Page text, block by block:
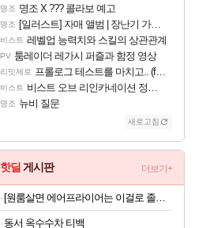
명조 명조 X ??? 콜라보 예고
명조 [일러스트] 자매 앨범 | 장난기 가득한 오후의 공원 (리메이크판)
비스트 레벨업 능력치와 스킬의 상관관계
PV 툼레이더 레가시 퍼즐과 함정 영상
리밋제로 프롤로그 테스트를 마치고.. (feat. 리아)
비스트 비스트 오브 리인카네이션 정보/공략글 모음
명조 뉴비 질문
새로고침
핫딜 게시판 더보기+
동서 옥수수차 티백